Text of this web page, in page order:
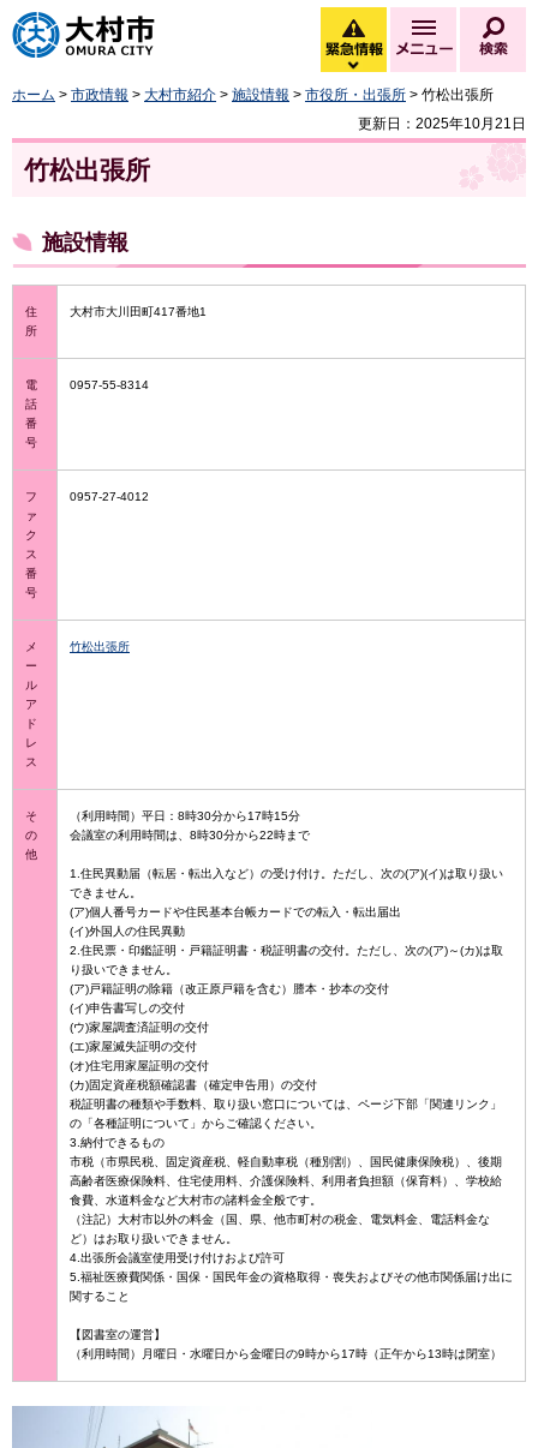
大村市
緊急情報
緊急情報を開く
メニュー
ホーム > 市政情報 > 大村市紹介 > 施設情報 > 市役所・出張所 > 竹松出張所
更新日：2025年10月21日
竹松出張所
施設情報
住
所
大村市大川田町417番地1
電
話
番
号
0957-55-8314
フ
ァ
ク
ス
番
号
0957-27-4012
メ
ー
ル
ア
ド
レ
ス
竹松出張所
そ
の
他
（利用時間）平日：8時30分から17時15分
会議室の利用時間は、8時30分から22時まで
1.住民異動届（転居・転出入など）の受け付け。ただし、次の(ア)(イ)は取り扱い
できません。
(ア)個人番号カードや住民基本台帳カードでの転入・転出届出
(イ)外国人の住民異動
2.住民票・印鑑証明・戸籍証明書・税証明書の交付。ただし、次の(ア)～(カ)は取
り扱いできません。
(ア)戸籍証明の除籍（改正原戸籍を含む）謄本・抄本の交付
(イ)申告書写しの交付
(ウ)家屋調査済証明の交付
(エ)家屋滅失証明の交付
(オ)住宅用家屋証明の交付
(カ)固定資産税額確認書（確定申告用）の交付
税証明書の種類や手数料、取り扱い窓口については、ページ下部「関連リンク」
の「各種証明について」からご確認ください。
3.納付できるもの
市税（市県民税、固定資産税、軽自動車税（種別割）、国民健康保険税）、後期
高齢者医療保険料、住宅使用料、介護保険料、利用者負担額（保育料）、学校給
食費、水道料金など大村市の諸料金全般です。
（注記）大村市以外の料金（国、県、他市町村の税金、電気料金、電話料金な
ど）はお取り扱いできません。
4.出張所会議室使用受け付けおよび許可
5.福祉医療費関係・国保・国民年金の資格取得・喪失およびその他市関係届け出に
関すること
【図書室の運営】
（利用時間）月曜日・水曜日から金曜日の9時から17時（正午から13時は閉室）